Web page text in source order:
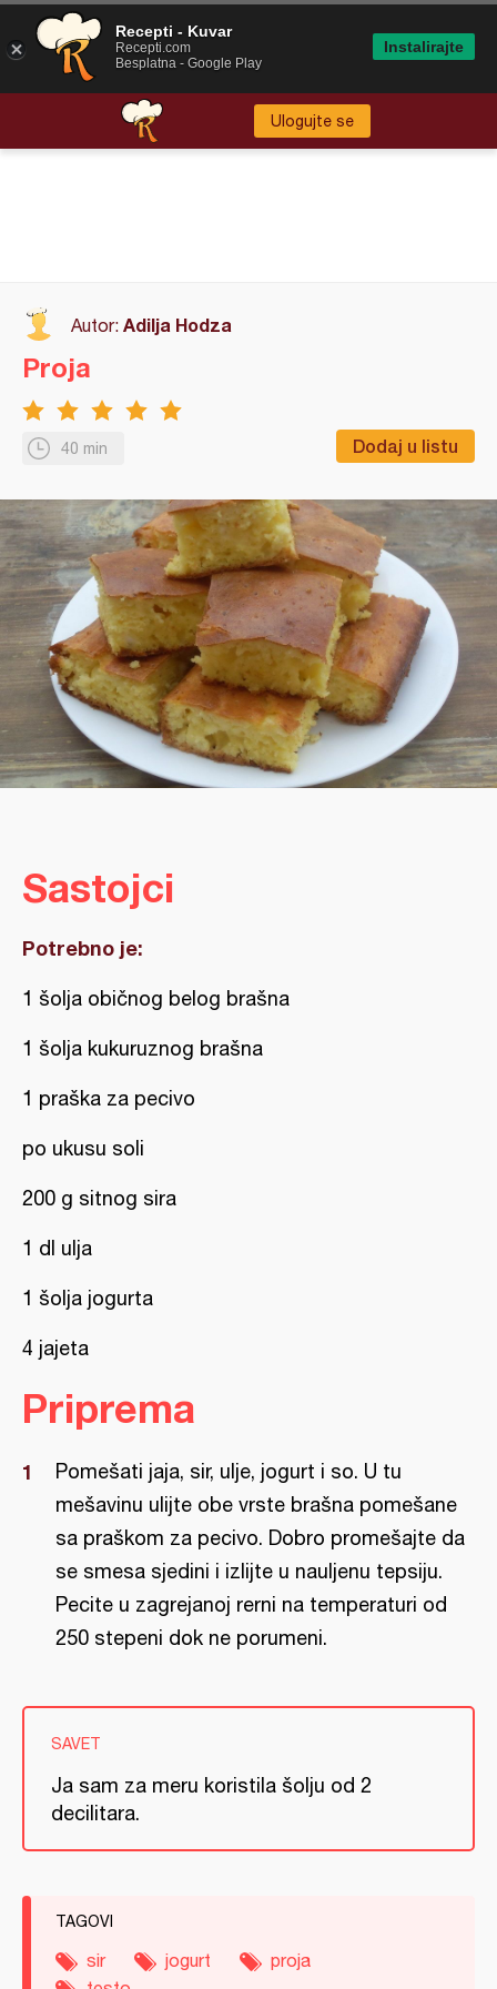
Ulogujte se
Autor: Adilja Hodza
40 min Dodaj u listu
Proja
Sastojci
Potrebno je:
1 šolja običnog belog brašna
1 šolja kukuruznog brašna
1 praška za pecivo
po ukusu soli
200 g sitnog sira
1 dl ulja
1 šolja jogurta
4 jajeta
Priprema
Pomešati jaja, sir, ulje, jogurt i so. U tu
mešavinu ulijte obe vrste brašna pomešane
sa praškom za pecivo. Dobro promešajte da
se smesa sjedini i izlijte u nauljenu tepsiju.
Pecite u zagrejanoj rerni na temperaturi od
250 stepeni dok ne porumeni.
SAVET
Ja sam za meru koristila šolju od 2
decilitara.
TAGOVI
sir jogurt
proja
Recepti - Kuvar
Recepti.com
Besplatna - Google Play
Instalirajte